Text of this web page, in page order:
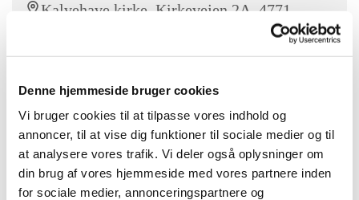
Denne hjemmeside bruger cookies
Vi bruger cookies til at tilpasse vores indhold og
annoncer, til at vise dig funktioner til sociale medier og til
at analysere vores trafik. Vi deler også oplysninger om
din brug af vores hjemmeside med vores partnere inden
for sociale medier, annonceringspartnere og
Kalvehave kirke, Kirkevejen 2A, 4771